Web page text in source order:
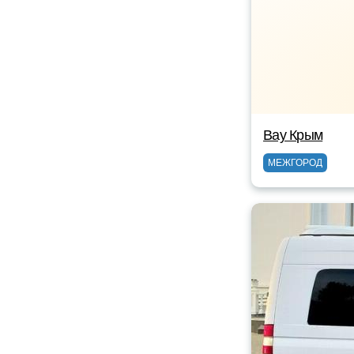
Вау Крым
МЕЖГОРОД